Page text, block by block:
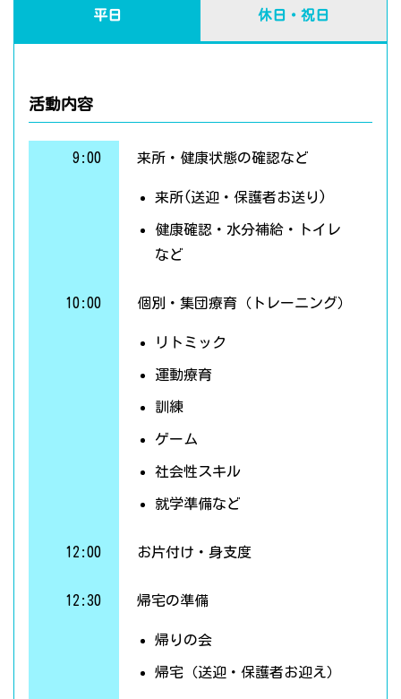
平日 休日・祝日
活動内容
9:00 来所・健康状態の確認など
来所(送迎・保護者お送り)
健康確認・水分補給・トイレ
など
10:00 個別・集団療育（トレーニング）
リトミック
運動療育
訓練
ゲーム
社会性スキル
就学準備など
12:00 お片付け・身支度
12:30 帰宅の準備
帰りの会
帰宅（送迎・保護者お迎え）